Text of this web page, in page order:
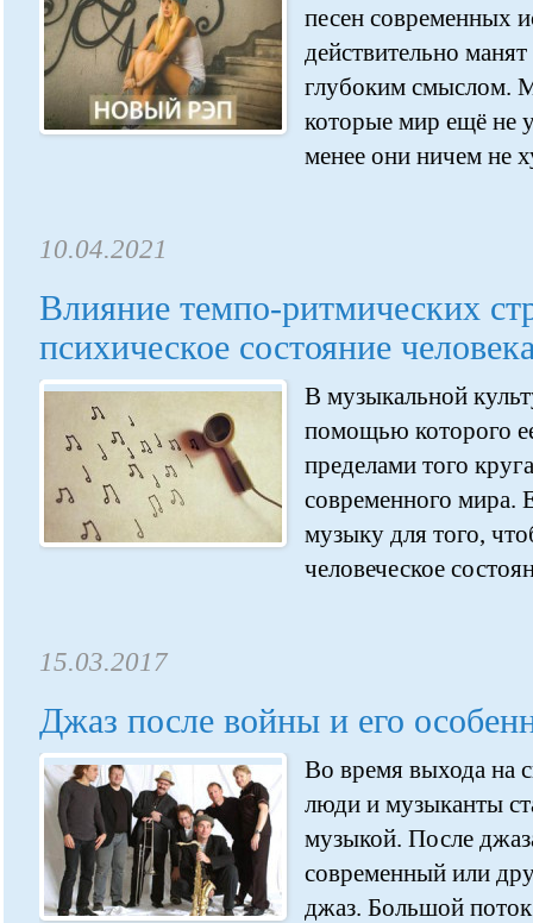
песен современных
действительно
глубоким смыслом.
которые мир ещё не
менее они ничем не
10.04.2021
Влияние темпо-ритмических
психическое состояние
В музыкальной
помощью которого
пределами того
современного мира.
музыку для того,
человеческое
15.03.2017
Джаз после войны и его
Во время выхода на
люди и музыканты
музыкой. После
современный или
джаз. Большой